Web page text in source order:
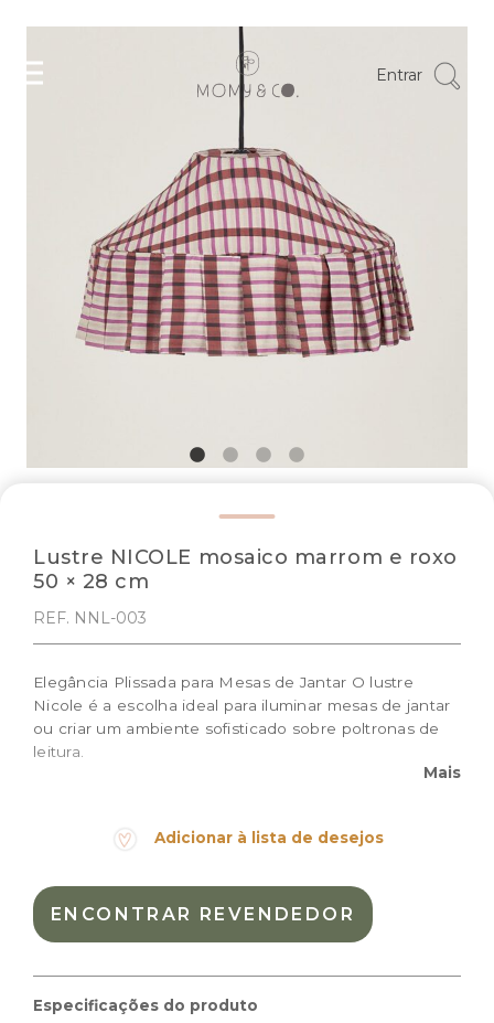
Entrar
Lustre NICOLE mosaico marrom e roxo
50 × 28 cm
REF. NNL-003
Elegância Plissada para Mesas de Jantar O lustre
Nicole é a escolha ideal para iluminar mesas de jantar
ou criar um ambiente sofisticado sobre poltronas de
leitura.
compatível com diversos ambientes.
Se você já tem a estrutura elétrica pronta e não
precisa da canopla e fio, entre em contato conosco!
compra.
Fale com a gente pelo WhatsApp ou e-mail antes de
Mais
Adicionar à lista de desejos
ENCONTRAR REVENDEDOR
Especificações do produto